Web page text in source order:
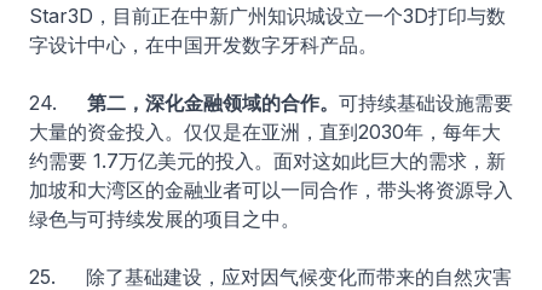
Star3D，目前正在中新广州知识城设立一个3D打印与数
字设计中心，在中国开发数字牙科产品。
24. 第二，深化金融领域的合作。 可持续基础设施需要
大量的资金投入。仅仅是在亚洲，直到2030年，每年大
约需要 1.7万亿美元的投入。面对这如此巨大的需求，新
加坡和大湾区的金融业者可以一同合作，带头将资源导入
绿色与可持续发展的项目之中。
25. 除了基础建设，应对因气候变化而带来的自然灾害